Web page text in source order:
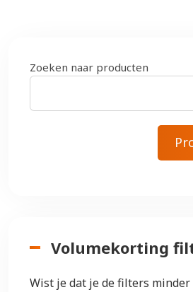
Zoeken naar producten
Volumekorting
Wist je dat je de filters